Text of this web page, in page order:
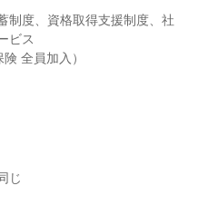
制度、資格取得支援制度、社
ビス
全員加入）
じ